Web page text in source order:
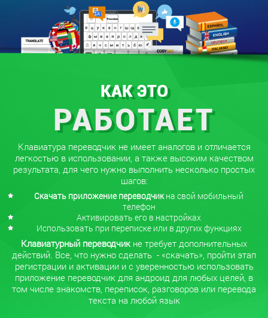
КАК ЭТО
РАБОТАЕТ
Клавиатура переводчик не имеет аналогов и отличается
легкостью в использовании, а также высоким качеством
результата, для чего нужно выполнить несколько простых
шагов:
Скачать приложение переводчикна свой мобильный
телефон
Активировать его в настройках
Использовать при переписке или в других функциях
Клавиатурный переводчик не требует дополнительных
действий. Все, что нужно сделать - «скачать», пройти этап
регистрации и активации и с уверенностью использовать
приложение переводчик для андроид для любых целей, в
том числе знакомств, переписок, разговоров или перевода
текста на любой язык